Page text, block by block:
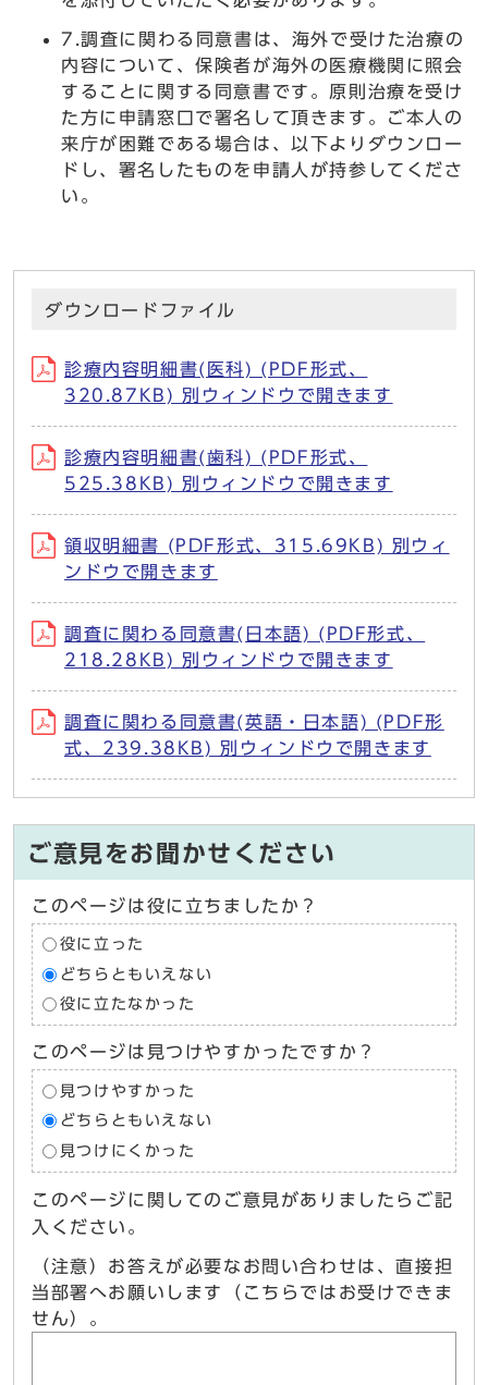
7.調査に関わる同意書は、海外で受けた治療の
内容について、保険者が海外の医療機関に照会
することに関する同意書です。原則治療を受け
た方に申請窓口で署名して頂きます。ご本人の
来庁が困難である場合は、以下よりダウンロー
ドし、署名したものを申請人が持参してくださ
い。
ダウンロードファイル
診療内容明細書(医科) (PDF形式、
320.87KB) 別ウィンドウで開きます
診療内容明細書(歯科) (PDF形式、
525.38KB) 別ウィンドウで開きます
領収明細書 (PDF形式、315.69KB) 別ウィ
ンドウで開きます
調査に関わる同意書(日本語) (PDF形式、
218.28KB) 別ウィンドウで開きます
調査に関わる同意書(英語・日本語) (PDF形
式、239.38KB) 別ウィンドウで開きます
ご意見をお聞かせください
このページは役に立ちましたか？
役に立った
どちらともいえない
役に立たなかった
このページは見つけやすかったですか？
見つけやすかった
どちらともいえない
見つけにくかった
このページに関してのご意見がありましたらご記
入ください。
（注意）お答えが必要なお問い合わせは、直接担
当部署へお願いします（こちらではお受けできま
せん）。